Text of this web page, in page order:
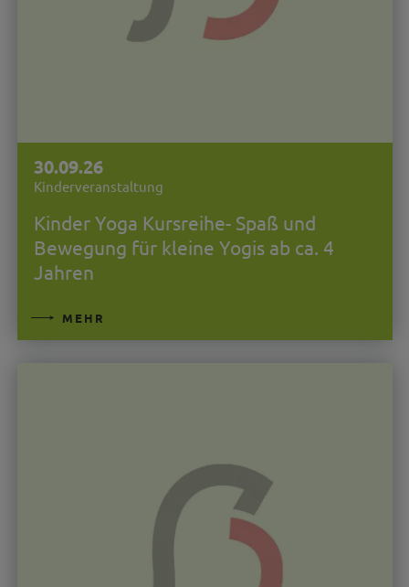
30.09.26
Kinderveranstaltung
Kinder Yoga Kursreihe- Spaß und
Bewegung für kleine Yogis ab ca. 4
Jahren
MEHR